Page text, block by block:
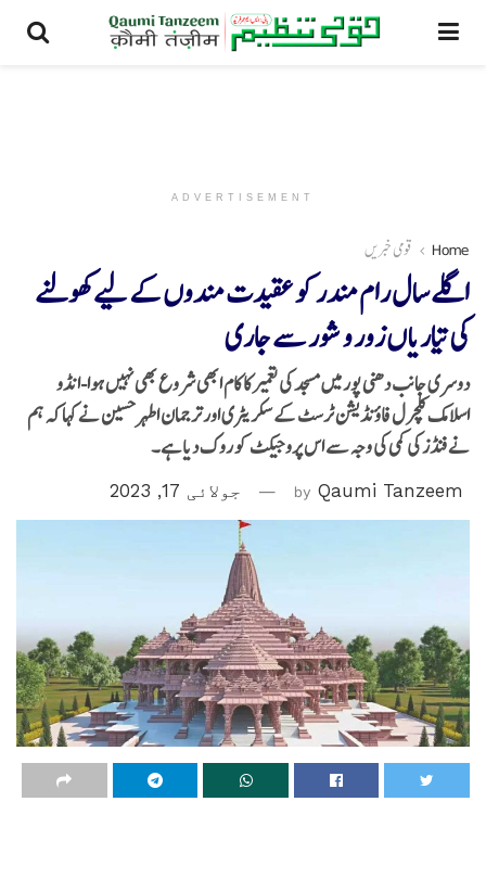
ADVERTISEMENT
Home قومی خبریں
اگلے سال رام مندر کو عقیدت مندوں کے لیے کھولنے
کی تیاریاں زور و شور سے جاری
دوسری جانب دھنی پور میں مسجد کی تعمیر کا کام ابھی شروع بھی نہیں ہوا-انڈو
اسلامک کلچرل فاؤنڈیشن ٹرسٹ کے سکریٹری اور ترجمان اطہر حسین نے کہا کہ ہم
نے فنڈز کی کمی کی وجہ سے اس پروجیکٹ کو روک دیا ہے۔
by Qaumi Tanzeem جولائی 17, 2023